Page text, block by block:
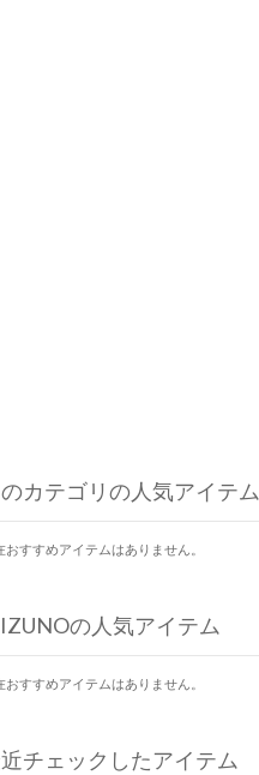
カテゴリの人気アイテム
おすすめアイテムはありません。
の人気アイテム
おすすめアイテムはありません。
チェックしたアイテム